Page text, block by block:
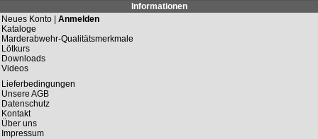
Informationen
Neues Konto | Anmelden
Kataloge
Marderabwehr-Qualitätsmerkmale
Lötkurs
Downloads
Videos
Lieferbedingungen
Unsere AGB
Datenschutz
Kontakt
Über uns
Impressum